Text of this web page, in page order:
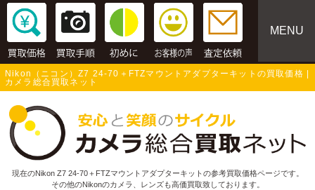
MENU
Nikon（ニコン）Z7 24-70＋FTZマウントアダプターキットの買取価格 |
カメラ総合買取ネット
現在のNikon Z7 24-70＋FTZマウントアダプターキットの参考買取価格ページです。
その他のNikonのカメラ、レンズも高価買取致しております。